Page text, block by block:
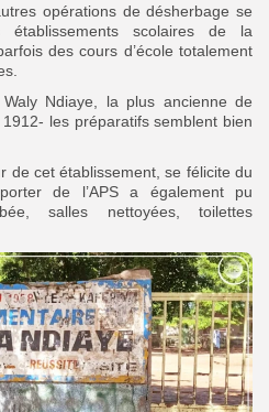
opérations de désherbage se
établissements scolaires de la
des cours d’école totalement
Waly Ndiaye, la plus ancienne de
les préparatifs semblent bien
de cet établissement, se félicite du
de l’APS a également pu
salles nettoyées, toilettes